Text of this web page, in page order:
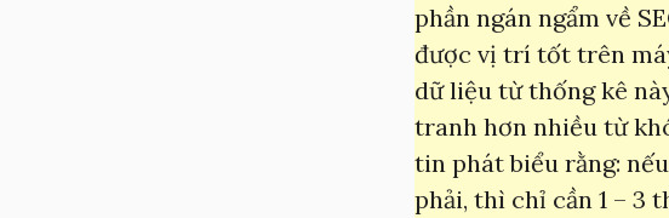
phần ngán ngẩm về
được vị trí tốt trên
dữ liệu từ thống kê
tranh hơn nhiều từ
tin phát biểu rằng:
phải, thì chỉ cần 1 – 3